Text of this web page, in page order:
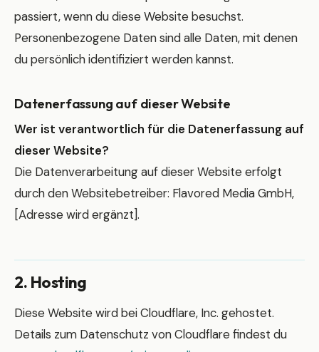
passiert, wenn du diese Website besuchst.
Personenbezogene Daten sind alle Daten, mit denen
du persönlich identifiziert werden kannst.
Datenerfassung auf dieser Website
Wer ist verantwortlich für die Datenerfassung auf
dieser Website?
Die Datenverarbeitung auf dieser Website erfolgt
durch den Websitebetreiber: Flavored Media GmbH,
[Adresse wird ergänzt].
2. Hosting
Diese Website wird bei Cloudflare, Inc. gehostet.
Details zum Datenschutz von Cloudflare findest du